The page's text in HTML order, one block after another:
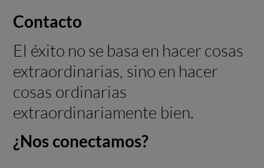
Contacto
El éxito no se basa en hacer cosas
extraordinarias, sino en hacer
cosas ordinarias
extraordinariamente bien.
¿Nos conectamos?